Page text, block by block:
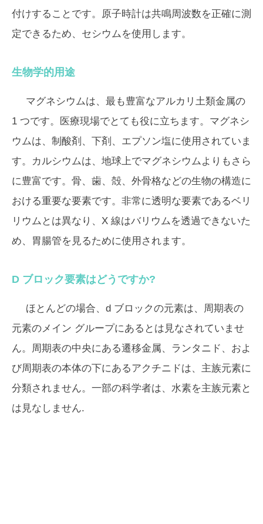
付けすることです。原子時計は共鳴周波数を正確に測
定できるため、セシウムを使用します。
生物学的用途
マグネシウムは、最も豊富なアルカリ土類金属の
1 つです。医療現場でとても役に立ちます。マグネシ
ウムは、制酸剤、下剤、エプソン塩に使用されていま
す。カルシウムは、地球上でマグネシウムよりもさら
に豊富です。骨、歯、殻、外骨格などの生物の構造に
おける重要な要素です。非常に透明な要素であるベリ
リウムとは異なり、X 線はバリウムを透過できないた
め、胃腸管を見るために使用されます。
D ブロック要素はどうですか?
ほとんどの場合、d ブロックの元素は、周期表の
元素のメイン グループにあるとは見なされていませ
ん。周期表の中央にある遷移金属、ランタニド、およ
び周期表の本体の下にあるアクチニドは、主族元素に
分類されません。一部の科学者は、水素を主族元素と
は見なしません.